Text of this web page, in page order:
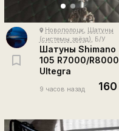
place Новополоцк, Шатуны
(системы звёзд), Б/У
Шатуны Shimano
105 R7000/R8000
Ultegra
9 часов назад 160